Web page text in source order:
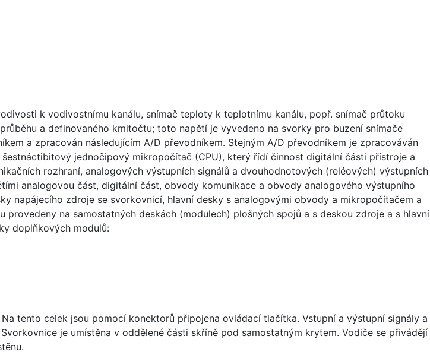
k vodivostnímu kanálu, snímač teploty k teplotnímu kanálu, popř. snímač průtoku
a definovaného kmitočtu; toto napětí je vyvedeno na svorky pro buzení snímače
a zpracován následujícím A/D převodníkem. Stejným A/D převodníkem je zpracováván
jednočipový mikropočítač (CPU), který řídí činnost digitální části přístroje a
rozhraní, analogových výstupních signálů a dvouhodnotových (reléových) výstupních
analogovou část, digitální část, obvody komunikace a obvody analogového výstupního
napájecího zdroje se svorkovnicí, hlavní desky s analogovými obvody a mikropočítačem a
na samostatných deskách (modulech) plošných spojů a s deskou zdroje a s hlavní
doplňkových modulů:
tento celek jsou pomocí konektorů připojena ovládací tlačítka. Vstupní a výstupní signály a
je umístěna v oddělené části skříně pod samostatným krytem. Vodiče se přivádějí